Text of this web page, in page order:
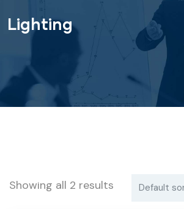
Lighting
Showing all 2 results